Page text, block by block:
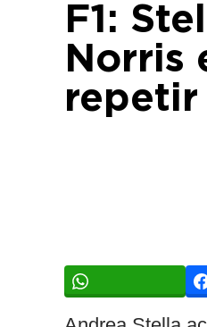
F1:
Norris
repetir